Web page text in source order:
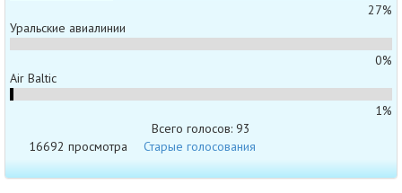
27%
Уральские авиалинии
0%
Air Baltic
1%
Всего голосов: 93
16692 просмотра
Старые голосования